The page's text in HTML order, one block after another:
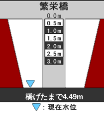
橋げたまで4.49m